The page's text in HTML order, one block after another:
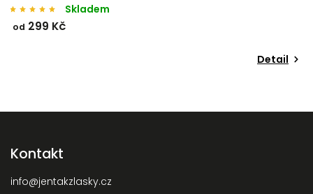
Skladem
od 299 Kč
Detail
Kontakt
info@jentakzlasky.cz